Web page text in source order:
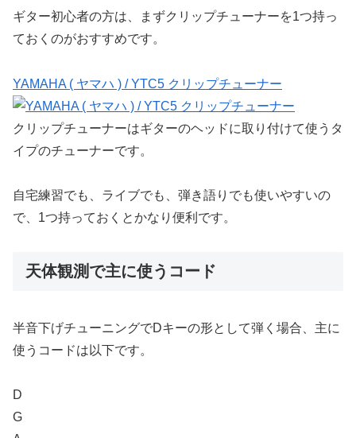
ギター初心者の方は、まずクリップチューナーを1つ持っ
ておくのがおすすめです。
YAMAHA ( ヤマハ ) / YTC5 クリップチューナー
クリップチューナーはギターのヘッドに取り付けて使うタ
イプのチューナーです。
自宅練習でも、ライブでも、弾き語りでも使いやすいの
で、1つ持っておくとかなり便利です。
天体観測で主に使うコード
半音下げチューニングでDキーの形として弾く場合、主に
使うコードは以下です。
D
G